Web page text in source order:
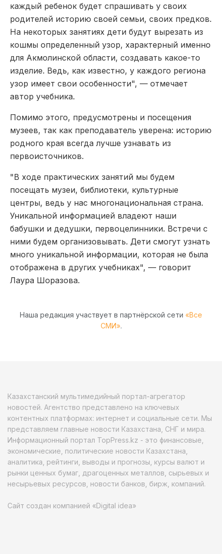
каждый ребенок будет спрашивать у своих
родителей историю своей семьи, своих предков.
На некоторых занятиях дети будут вырезать из
кошмы определенный узор, характерный именно
для Акмолинской области, создавать какое-то
изделие. Ведь, как известно, у каждого региона
узор имеет свои особенности", — отмечает
автор учебника.
Помимо этого, предусмотрены и посещения
музеев, так как преподаватель уверена: историю
родного края всегда лучше узнавать из
первоисточников.
"В ходе практических занятий мы будем
посещать музеи, библиотеки, культурные
центры, ведь у нас многонациональная страна.
Уникальной информацией владеют наши
бабушки и дедушки, первоцелинники. Встречи с
ними будем организовывать. Дети смогут узнать
много уникальной информации, которая не была
отображена в других учебниках", — говорит
Лаура Шоразова.
Наша редакция участвует в партнёрской сети «Все
СМИ».
Казахстанский мультимедийный портал-агрегатор
новостей. Агентство представлено на ключевых
контентных платформах: интернет и социальные сети. Мы
представляем главные новости Казахстана, СНГ и мира.
Информационный портал TopPress.kz - это финансовые,
экономические, политические новости Казахстана,
аналитика, рейтинги, выводы и прогнозы, курсы валют и
рынки ценных бумаг, драгоценных металлов, сырьевых и
несырьевых ресурсов, новости банков, бирж, компаний.
Сайт создан компанией «Digital idea»